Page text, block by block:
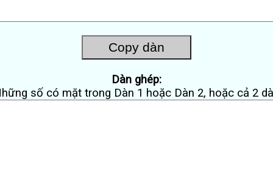
Dàn ghép:
số có mặt trong Dàn 1 hoặc Dàn 2, hoặc cả 2